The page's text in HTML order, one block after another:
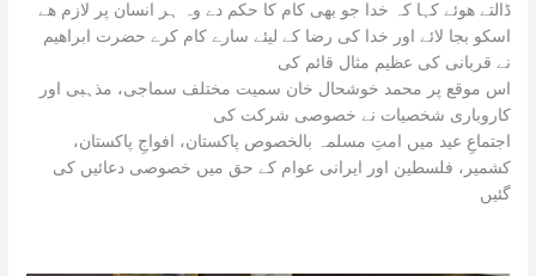
ڈالتے ھوئے کہا کہ خدا جو بھی کام کا حکم دے وہ ہر انسان پر لازم ھے
اسکو بجا لائے اور خدا کی رضا کے لیئے سارے کام کرے حضرت ابراھیم
نے قربانی کی عظیم مثال قائم کی
اس موقع پر محمد خوشحال خان سمیت مختلف سماجی، مذہبی اور
کاروباری شخصیات نے خصوصی شرکت کی
اجتماعِ عید میں امتِ مسلمہ بالخصوص پاکستان، افواجِ پاکستان،
کشمیر، فلسطین اور ایرانی عوام کے حق میں خصوصی دعائیں کی
گئیں